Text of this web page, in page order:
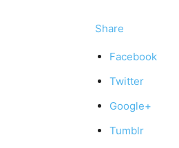
Share
Facebook
Twitter
Google+
Tumblr